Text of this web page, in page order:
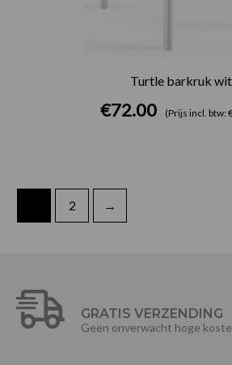
Turtle barkruk wit
€72.00 (Prijs incl. btw:
2 →
GRATIS VERZENDING
Geen onverwacht hoge